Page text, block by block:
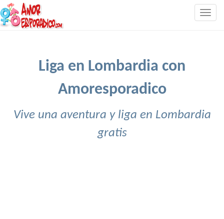
Liga en Lombardia con
Amoresporadico
Vive una aventura y liga en Lombardia
gratis